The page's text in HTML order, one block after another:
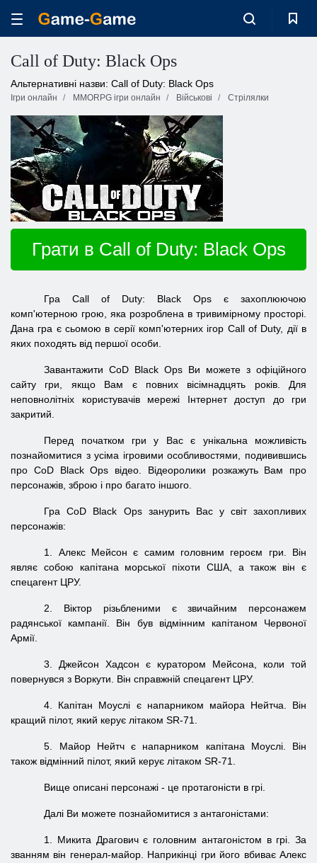
Call of Duty: Black Ops
Альтернативні назви: Call of Duty: Black Ops
Ігри онлайн MMORPG ігри онлайн Військові Стрілялки
Грати в Call of Duty: Black Ops
ГраCall of Duty: Black Ops є захоплюючою
комп'ютерною грою, яка розроблена в тривимірному просторі.
Дана гра є сьомою в серії комп'ютерних ігор Call of Duty, дії в
яких походять від першої особи.
Завантажити CoD Black Ops Ви можете з офіційного
сайту гри, якщо Вам є повних вісімнадцять років. Для
неповнолітніх користувачів мережі Інтернет доступ до гри
закритий.
Перед початком гри у Вас є унікальна можливість
познайомитися з усіма ігровими особливостями, подивившись
про CoD Black Ops відео. Відеоролики розкажуть Вам про
персонажів, зброю і про багато іншого.
Гра CoD Black Ops занурить Вас у світ захопливих
персонажів:
1. Алекс Мейсон є самим головним героєм гри. Він
являє собою капітана морської піхоти США, а також він є
спецагент ЦРУ.
2. Віктор різьбленими є звичайним персонажем
радянської кампанії. Він був відмінним капітаном Червоної
Армії.
3. Джейсон Хадсон є куратором Мейсона, коли той
повернувся з Воркути. Він справжній спецагент ЦРУ.
4. Капітан Моуслі є напарником майора Нейтча. Він
кращий пілот, який керує літаком SR-71.
5. Майор Нейтч є напарником капітана Моуслі. Він
також відмінний пілот, який керує літаком SR-71.
Вище описані персонажі - це протагоністи в грі.
Далі Ви можете познайомитися з антагоністами:
1. Микита Драгович є головним антагоністом в грі. За
званням він генерал-майор. Наприкінці гри його вбиває Алекс